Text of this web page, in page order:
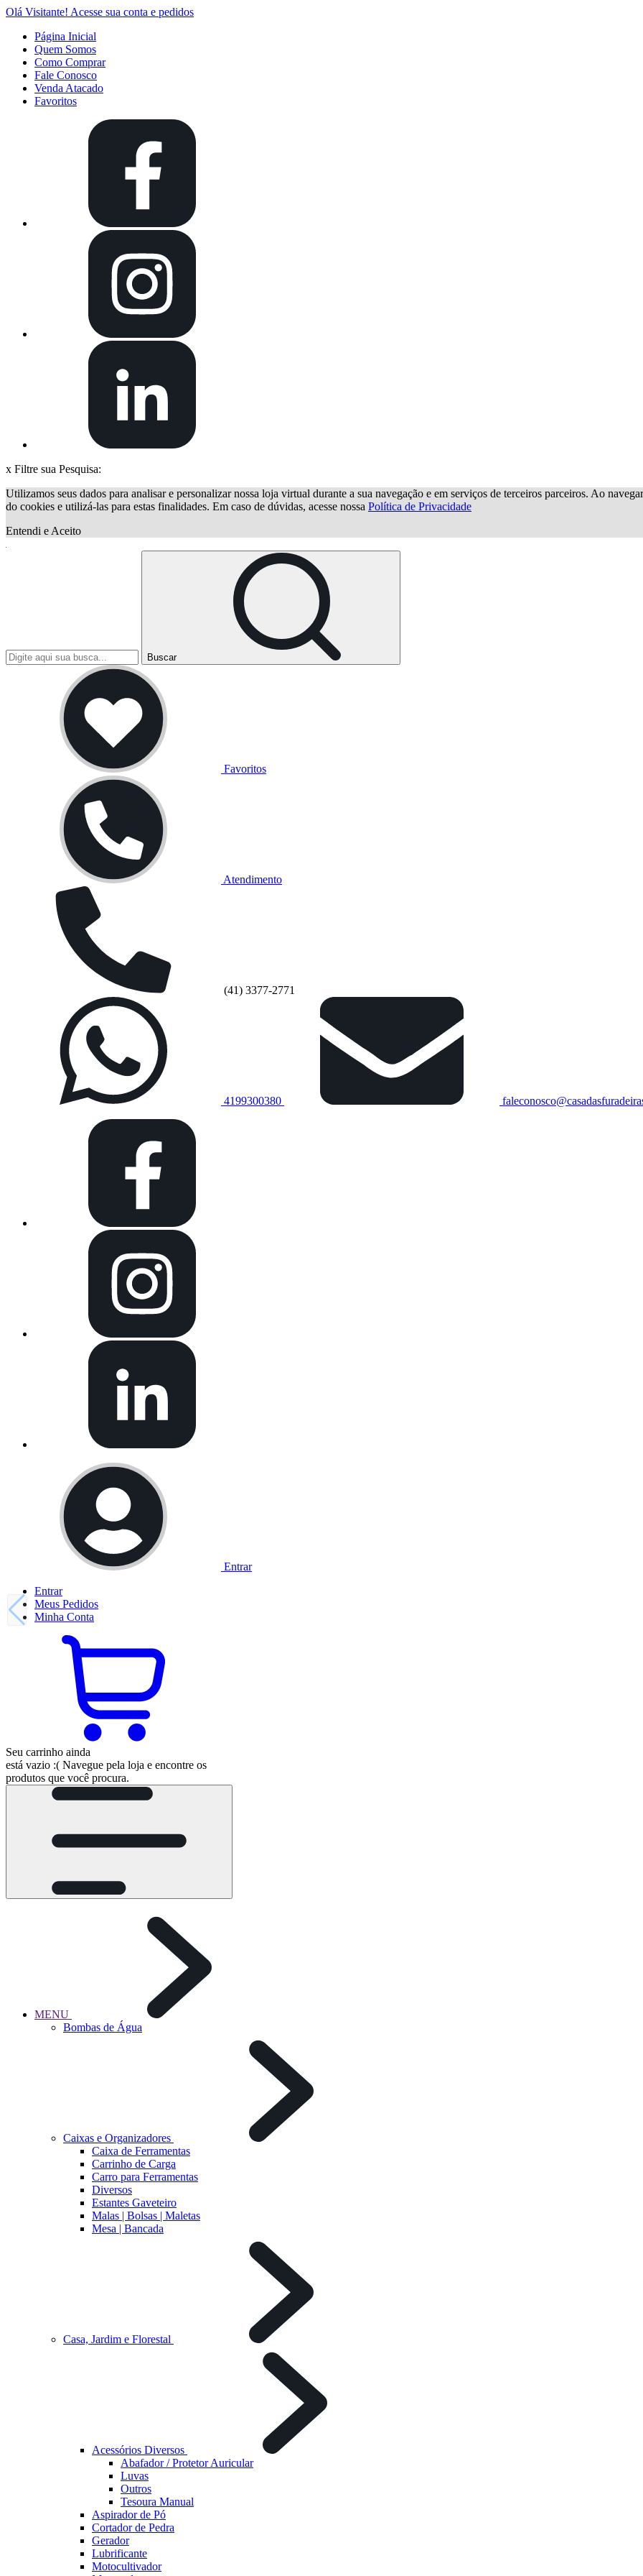
Olá Visitante! Acesse sua conta e pedidos
Página Inicial
Quem Somos
Como Comprar
Fale Conosco
Venda Atacado
Favoritos
x Filtre sua Pesquisa:
Utilizamos seus dados para analisar e personalizar nossa loja virtual durante a sua navegação e em serviços de terceiros parceiros. Ao
do cookies e utilizá-las para estas finalidades. Em caso de dúvidas, acesse nossa Política de Privacidade
Entendi e Aceito
Buscar
Favoritos
Atendimento
(41) 3377-2771
4199300380
Entrar
Entrar
Meus Pedidos
Minha Conta
Seu carrinho ainda
está vazio :( Navegue pela loja e encontre os
produtos que você procura.
MENU
Bombas de Água
Caixas e Organizadores
Caixa de Ferramentas
Carrinho de Carga
Carro para Ferramentas
Diversos
Estantes Gaveteiro
Malas | Bolsas | Maletas
Mesa | Bancada
Casa, Jardim e Florestal
Acessórios Diversos
Abafador / Protetor Auricular
Luvas
Outros
Tesoura Manual
Aspirador de Pó
Cortador de Pedra
Gerador
Lubrificante
Motocultivador